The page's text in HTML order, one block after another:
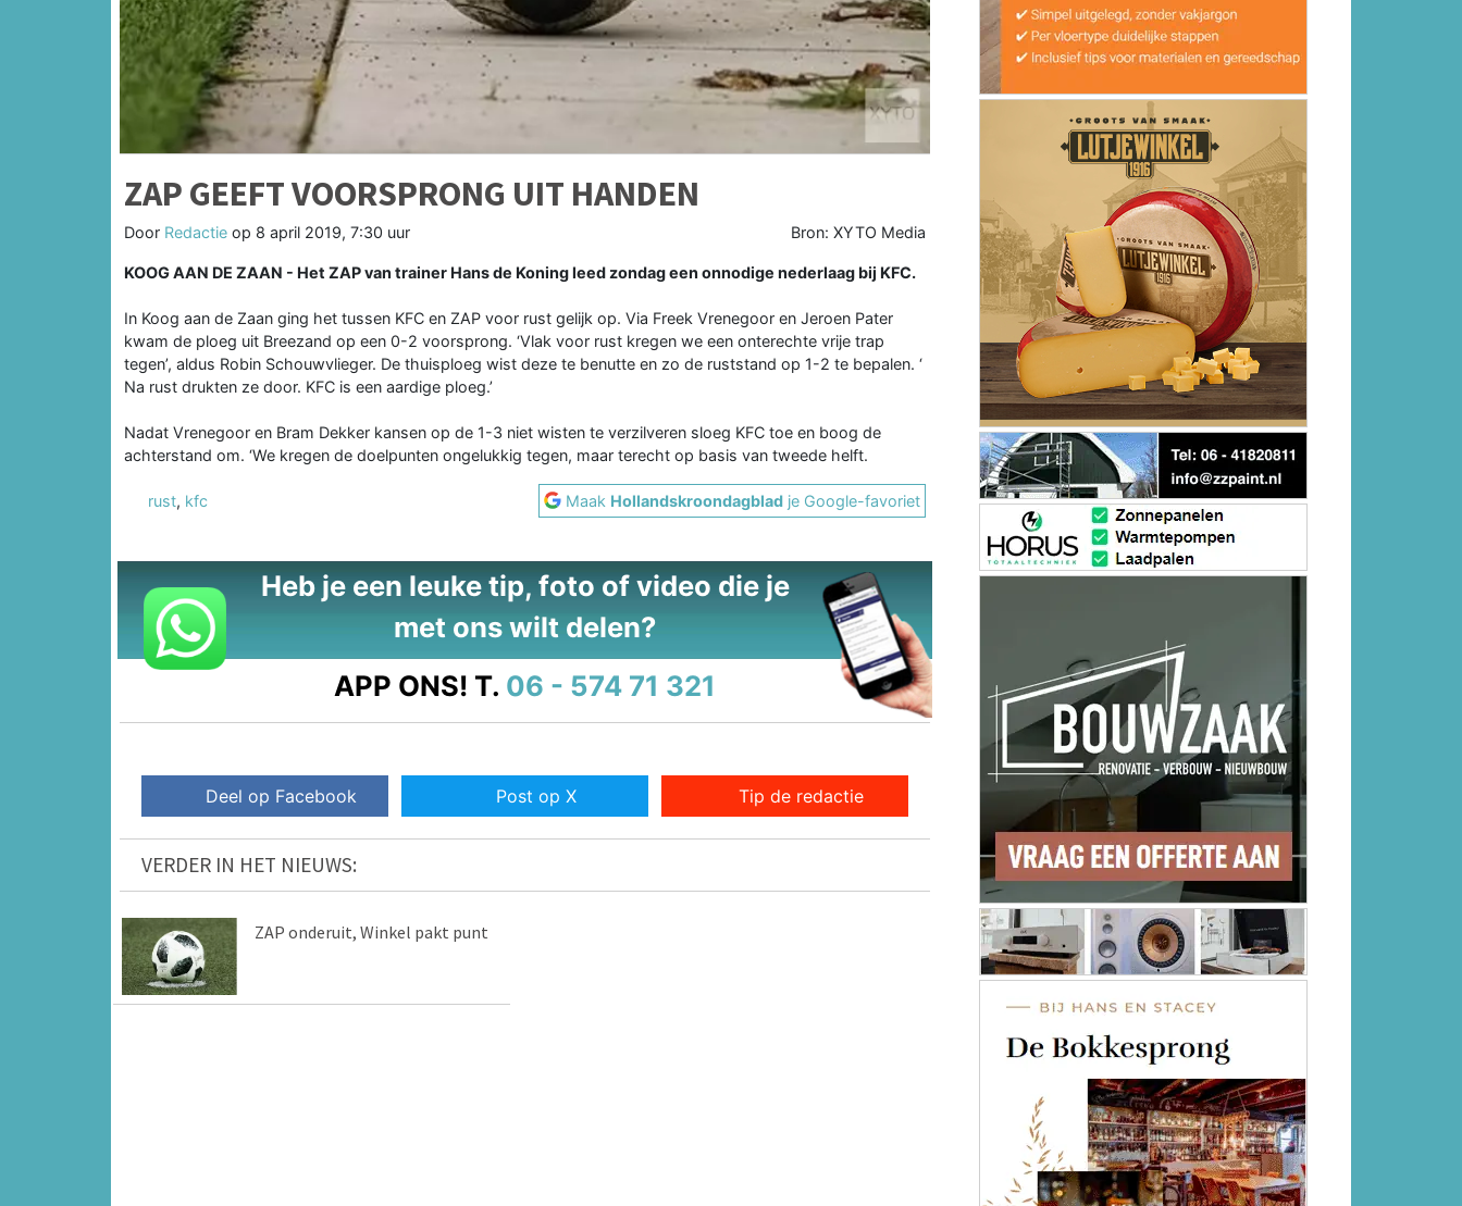
ZAP GEEFT VOORSPRONG UIT HANDEN
Door Redactie op 8 april 2019, 7:30 uur Bron: XYTO Media
KOOG AAN DE ZAAN - Het ZAP van trainer Hans de Koning leed zondag een onnodige nederlaag bij KFC.
In Koog aan de Zaan ging het tussen KFC en ZAP voor rust gelijk op. Via Freek Vrenegoor en Jeroen Pater
kwam de ploeg uit Breezand op een 0-2 voorsprong. ‘Vlak voor rust kregen we een onterechte vrije trap
tegen’, aldus Robin Schouwvlieger. De thuisploeg wist deze te benutte en zo de ruststand op 1-2 te bepalen. ‘
Na rust drukten ze door. KFC is een aardige ploeg.’
Nadat Vrenegoor en Bram Dekker kansen op de 1-3 niet wisten te verzilveren sloeg KFC toe en boog de
achterstand om. ‘We kregen de doelpunten ongelukkig tegen, maar terecht op basis van tweede helft.
rust, kfc Maak Hollandskroondagblad je Google-favoriet
Heb je een leuke tip, foto of video die je
met ons wilt delen?
APP ONS! T. 06 - 574 71 321
Deel op Facebook Post op X Tip de redactie
VERDER IN HET NIEUWS:
ZAP onderuit, Winkel pakt punt